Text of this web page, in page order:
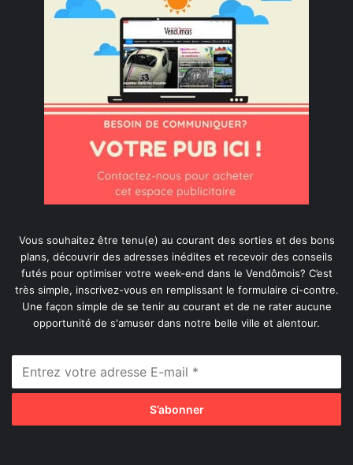
Vous souhaitez être tenu(e) au courant des sorties et des bons
plans, découvrir des adresses inédites et recevoir des conseils
futés pour optimiser votre week-end dans le Vendômois? C’est
très simple, inscrivez-vous en remplissant le formulaire ci-contre.
Une façon simple de se tenir au courant et de ne rater aucune
opportunité de s'amuser dans notre belle ville et alentour.